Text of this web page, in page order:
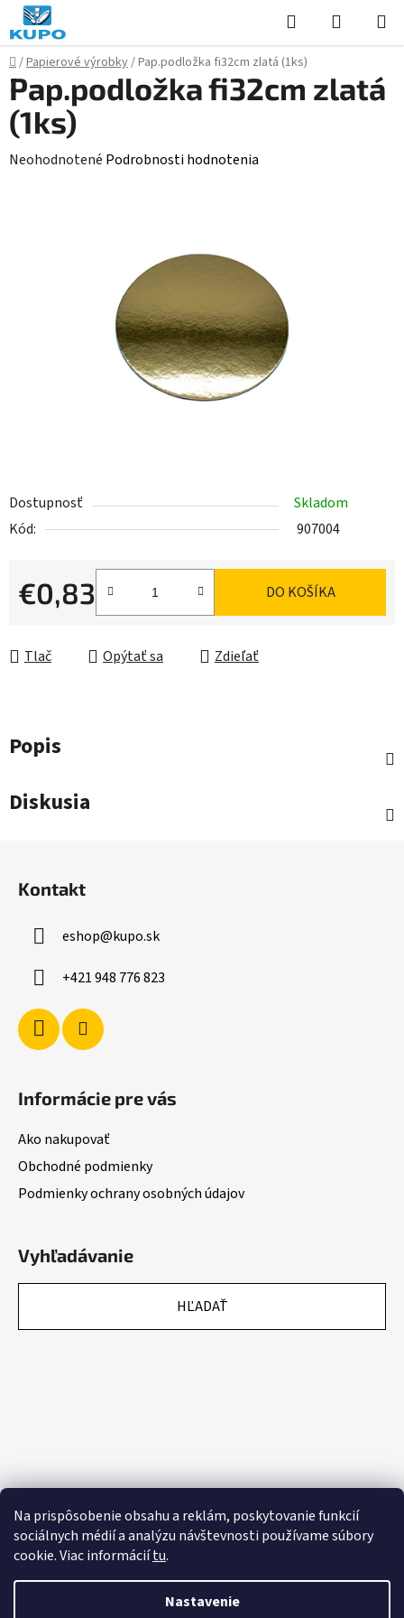
Na prispôsobenie obsahu a reklám, poskytovanie funkcií
sociálnych médií a analýzu návštevnosti používame súbory
cookie. Viac informáciítu.
Nastavenie
Prejsť
na
obsah
Hľadať
KOŠÍK
Domov
/Papierové výrobky/Pap.podložka fi32cm zlatá (1ks)
Dostupnosť
Skladom
Kód:
907004
€0,83
Jednotková cena:
DO KOŠÍKA
Tlač Opýtať sa Zdieľať
Pap.podložka fi32cm zlatá
(1ks)
Priemerné
Neohodnotené Podrobnosti hodnotenia
Popis
Diskusia
Kontakt
eshop@kupo.sk
+421 948 776 823
Informácie pre vás
Ako nakupovať
Obchodné podmienky
Podmienky ochrany osobných údajov
Vyhľadávanie
HĽADAŤ